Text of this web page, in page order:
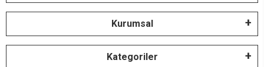
Kurumsal
Kategoriler